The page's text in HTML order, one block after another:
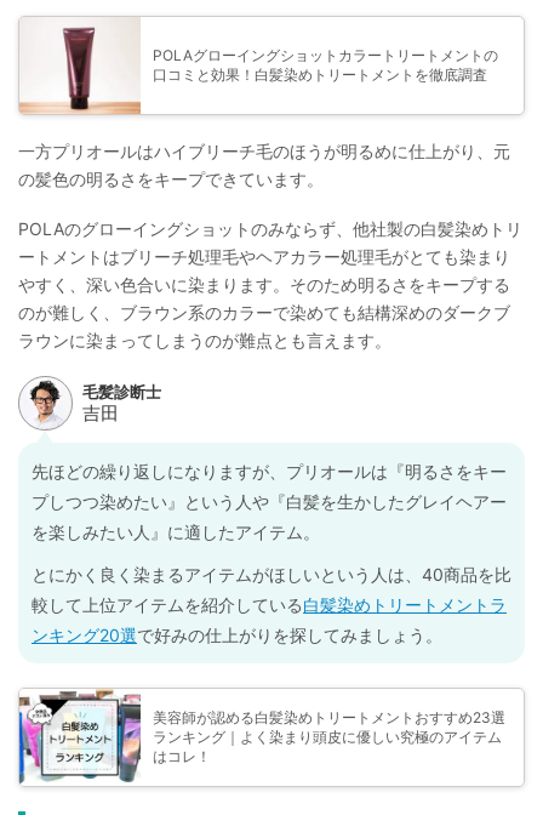
POLAグローイングショットカラートリートメントの
口コミと効果！白髪染めトリートメントを徹底調査
一方プリオールはハイブリーチ毛のほうが明るめに仕上がり、元
の髪色の明るさをキープできています。
POLAのグローイングショットのみならず、他社製の白髪染めトリ
ートメントはブリーチ処理毛やヘアカラー処理毛がとても染まり
やすく、深い色合いに染まります。そのため明るさをキープする
のが難しく、ブラウン系のカラーで染めても結構深めのダークブ
ラウンに染まってしまうのが難点とも言えます。
先ほどの繰り返しになりますが、プリオールは『明るさをキー
プしつつ染めたい』という人や『白髪を生かしたグレイヘアー
を楽しみたい人』に適したアイテム。
とにかく良く染まるアイテムがほしいという人は、40商品を比
較して上位アイテムを紹介している白髪染めトリートメントラ
ンキング20選で好みの仕上がりを探してみましょう。
美容師が認める白髪染めトリートメントおすすめ23選
ランキング｜よく染まり頭皮に優しい究極のアイテム
はコレ！